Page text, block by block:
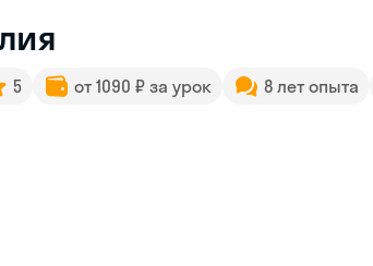
5 от 1090 ₽ за урок 8 лет опыта